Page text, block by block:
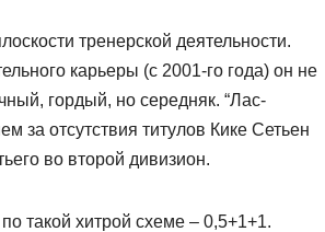
тренерской деятельности.
карьеры (с 2001-го года) он не
гордый, но середняк. “Лас-
за отсутствия титулов Кике Сетьен
во второй дивизион.
такой хитрой схеме – 0,5+1+1.